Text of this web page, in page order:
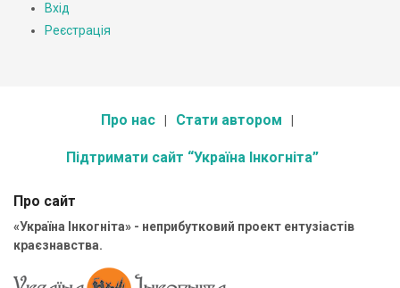
Вхід
Реєстрація
Про нас Стати автором
Підтримати сайт “Україна Інкогніта”
Про сайт
«Україна Інкогніта» - неприбутковий проект ентузіастів
краєзнавства.